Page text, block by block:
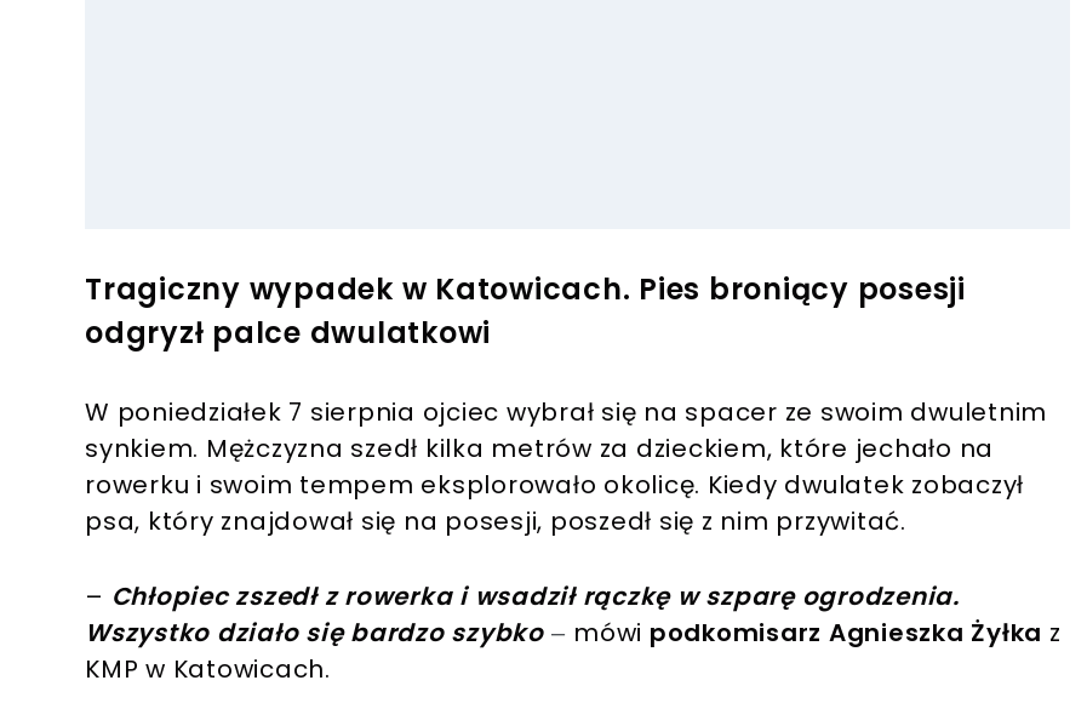
Tragiczny wypadek w Katowicach. Pies broniący posesji
odgryzł palce dwulatkowi
W poniedziałek 7 sierpnia ojciec wybrał się na spacer ze swoim dwuletnim
synkiem. Mężczyzna szedł kilka metrów za dzieckiem, które jechało na
rowerku i swoim tempem eksplorowało okolicę. Kiedy dwulatek zobaczył
psa, który znajdował się na posesji, poszedł się z nim przywitać.
– Chłopiec zszedł z rowerka i wsadził rączkę w szparę ogrodzenia.
Wszystko działo się bardzo szybko – mówi podkomisarz Agnieszka Żyłka z
KMP w Katowicach.